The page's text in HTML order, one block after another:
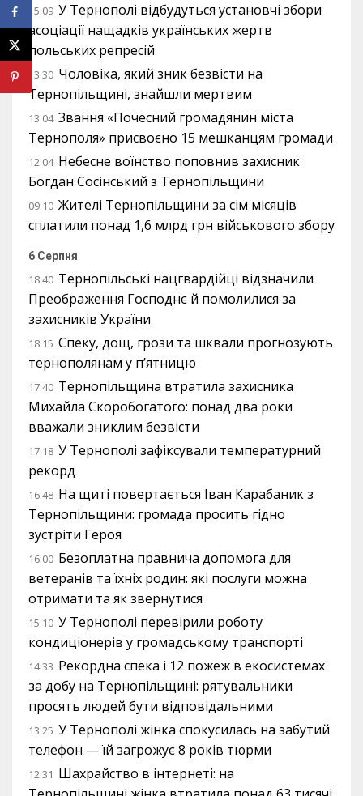
15:09 У Тернополі відбудуться установчі збори
асоціації нащадків українських жертв
польських репресій
13:30 Чоловіка, який зник безвісти на
Тернопільщині, знайшли мертвим
13:04 Звання «Почесний громадянин міста
Тернополя» присвоєно 15 мешканцям громади
12:04 Небесне воїнство поповнив захисник
Богдан Сосінський з Тернопільщини
09:10 Жителі Тернопільщини за сім місяців
сплатили понад 1,6 млрд грн військового збору
6 Серпня
18:40 Тернопільські нацгвардійці відзначили
Преображення Господнє й помолилися за
захисників України
18:15 Спеку, дощ, грози та шквали прогнозують
тернополянам у п’ятницю
17:40 Тернопільщина втратила захисника
Михайла Скоробогатого: понад два роки
вважали зниклим безвісти
17:18 У Тернополі зафіксували температурний
рекорд
16:48 На щиті повертається Іван Карабаник з
Тернопільщини: громада просить гідно
зустріти Героя
16:00 Безоплатна правнича допомога для
ветеранів та їхніх родин: які послуги можна
отримати та як звернутися
15:10 У Тернополі перевірили роботу
кондиціонерів у громадському транспорті
14:33 Рекордна спека і 12 пожеж в екосистемах
за добу на Тернопільщині: рятувальники
просять людей бути відповідальними
13:25 У Тернополі жінка спокусилась на забутий
телефон — їй загрожує 8 років тюрми
12:31 Шахрайство в інтернеті: на